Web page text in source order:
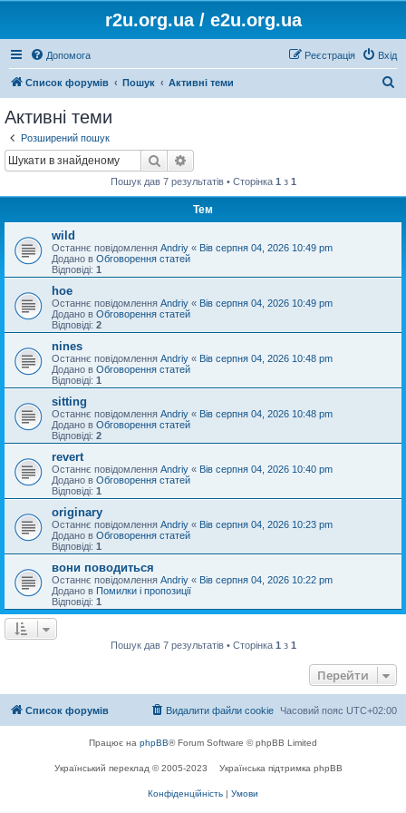
r2u.org.ua / e2u.org.ua
Допомога Вхід
Реєстрація
Список форумів Пошук Активні теми
Активні теми
Розширений пошук
Пошук
Пошук дав 7 результатів • Сторінка 1 з 1
Тем
wild
Останнє повідомлення Andriy « Вів серпня 04, 2026 10:49 pm
Додано в Обговорення статей
Відповіді: 1
hoe
Останнє повідомлення Andriy « Вів серпня 04, 2026 10:49 pm
Додано в Обговорення статей
Відповіді: 2
nines
Останнє повідомлення Andriy « Вів серпня 04, 2026 10:48 pm
Додано в Обговорення статей
Відповіді: 1
sitting
Останнє повідомлення Andriy « Вів серпня 04, 2026 10:48 pm
Додано в Обговорення статей
Відповіді: 2
revert
Останнє повідомлення Andriy « Вів серпня 04, 2026 10:40 pm
Додано в Обговорення статей
Відповіді: 1
originary
Останнє повідомлення Andriy « Вів серпня 04, 2026 10:23 pm
Додано в Обговорення статей
Відповіді: 1
вони поводиться
Останнє повідомлення Andriy « Вів серпня 04, 2026 10:22 pm
Додано в Помилки і пропозиції
Відповіді: 1
Пошук дав 7 результатів • Сторінка 1 з 1
Перейти
Список форумів Часовий пояс UTC+02:00
Видалити файли cookie
Працює на phpBB® Forum Software © phpBB Limited
Український переклад © 2005-2023 Українська підтримка phpBB
Конфіденційність | Умови